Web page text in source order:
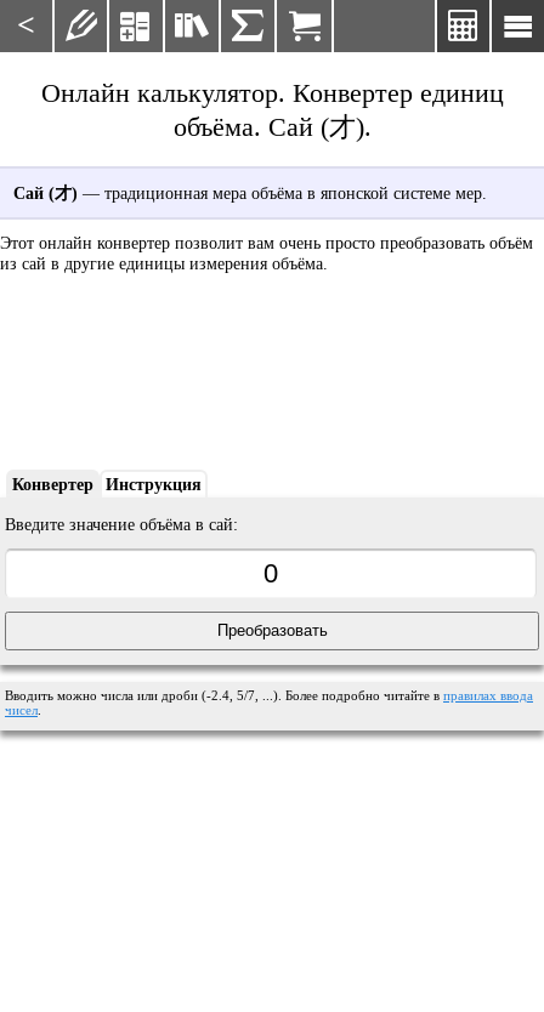
< 

    
Онлайн калькулятор. Конвертер единиц
объёма. Сай (才).
Сай (才) — традиционная мера объёма в японской системе мер.
Этот онлайн конвертер позволит вам очень просто преобразовать объём
из сай в другие единицы измерения объёма.
Конвертер Инструкция
Введите значение объёма в сай:
Вводить можно числа или дроби (-2.4, 5/7, ...). Более подробно читайте в правилах ввода
чисел